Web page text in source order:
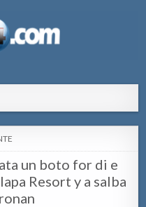
un boto for di e
Resort y a salba